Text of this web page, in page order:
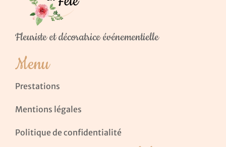
Menu
Prestations
Mentions légales
Politique de confidentialité
Fleuriste et décoratrice événementielle